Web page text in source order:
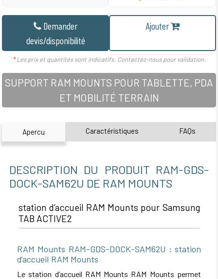
Demander
devis/disponibilité
Ajouter
*Les prix et quantités sont indicatifs. Contactez-nous pour validation.
SUPPORT RAM MOUNTS POUR TABLETTE, PDA
ET MOBILITÉ TERRAIN
Apercu Caractéristiques FAQs
DESCRIPTION DU PRODUIT RAM-GDS-
DOCK-SAM62U DE RAM MOUNTS
station d’accueil RAM Mounts pour Samsung
TAB ACTIVE2
RAM Mounts RAM-GDS-DOCK-SAM62U : station
d’accueil RAM Mounts
Le station d’accueil RAM Mounts RAM Mounts permet